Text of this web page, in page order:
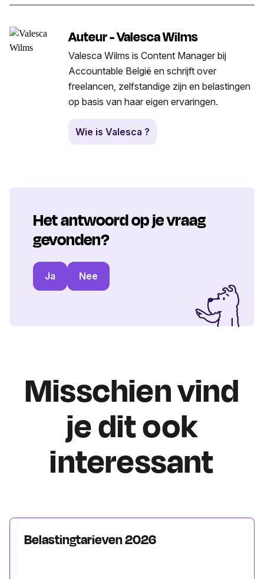
Auteur - Valesca Wilms
Valesca Wilms is Content Manager bij
Accountable België en schrijft over
freelancen, zelfstandige zijn en belastingen
op basis van haar eigen ervaringen.
Wie is Valesca ?
Het antwoord op je vraag
gevonden?
Ja Nee
Misschien vind
je dit ook
interessant
Belastingtarieven 2026